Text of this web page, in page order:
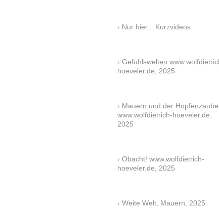
Nur hier... Kurzvideos
Gefühlswelten
hoeveler.de, 2025
Mauern und der
www.wolfdietrich-hoeveler.de,
2025
Obacht! www.wolfdietrich-
hoeveler.de, 2025
Weite Welt, Mauern, 2025